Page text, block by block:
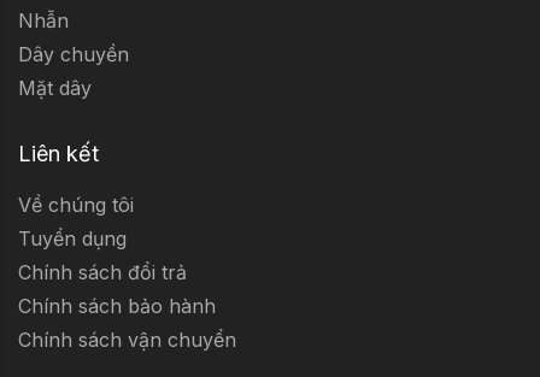
Nhẫn
Dây chuyền
Mặt dây
Liên kết
Về chúng tôi
Tuyển dụng
Chính sách đổi trả
Chính sách bảo hành
Chính sách vận chuyển